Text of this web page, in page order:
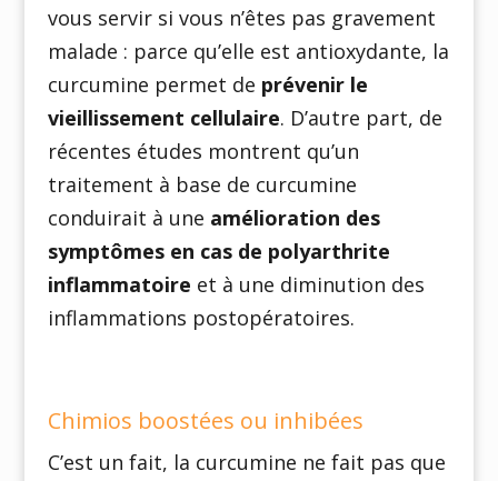
vous servir si vous n’êtes pas gravement
malade : parce qu’elle est antioxydante, la
curcumine permet de prévenir le
vieillissement cellulaire. D’autre part, de
récentes études montrent qu’un
traitement à base de curcumine
conduirait à une amélioration des
symptômes en cas de polyarthrite
inflammatoire et à une diminution des
inflammations postopératoires.
Chimios boostées ou inhibées
C’est un fait, la curcumine ne fait pas que